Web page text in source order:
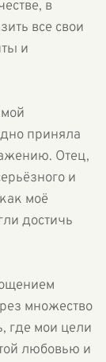
в
все свои
и
приняла
Отец,
и
моё
достичь
множество
где мои цели
любовью и